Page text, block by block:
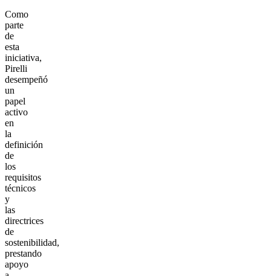
Como
parte
de
esta
iniciativa,
Pirelli
desempeñó
un
papel
activo
en
la
definición
de
los
requisitos
técnicos
y
las
directrices
de
sostenibilidad,
prestando
apoyo